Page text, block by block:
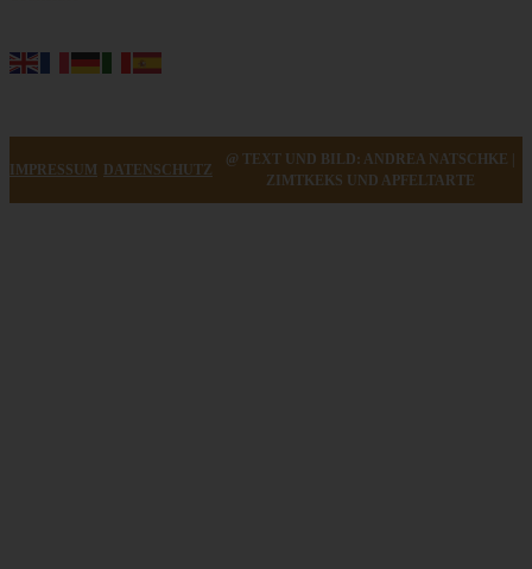
IMPRESSUM DATENSCHUTZ
@ TEXT UND BILD: ANDREA NATSCHKE |
ZIMTKEKS UND APFELTARTE